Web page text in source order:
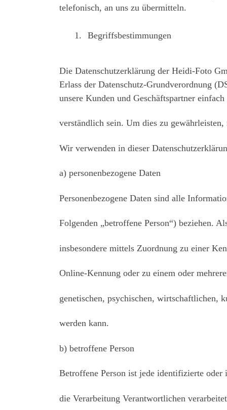
telefonisch, an uns zu übermitteln.
Begriffsbestimmungen
Die Datenschutzerklärung der Heidi-Foto
Erlass der Datenschutz-Grundverordnung
unsere Kunden und Geschäftspartner einfach
verständlich sein. Um dies zu
Wir verwenden in dieser
a) personenbezogene Daten
Personenbezogene Daten sind alle
Folgenden „betroffene Person“) beziehen.
insbesondere mittels Zuordnung zu einer
Online-Kennung oder zu einem oder
genetischen, psychischen, wirtschaftlichen,
werden kann.
b) betroffene Person
Betroffene Person ist jede identifizierte oder
die Verarbeitung Verantwortlichen